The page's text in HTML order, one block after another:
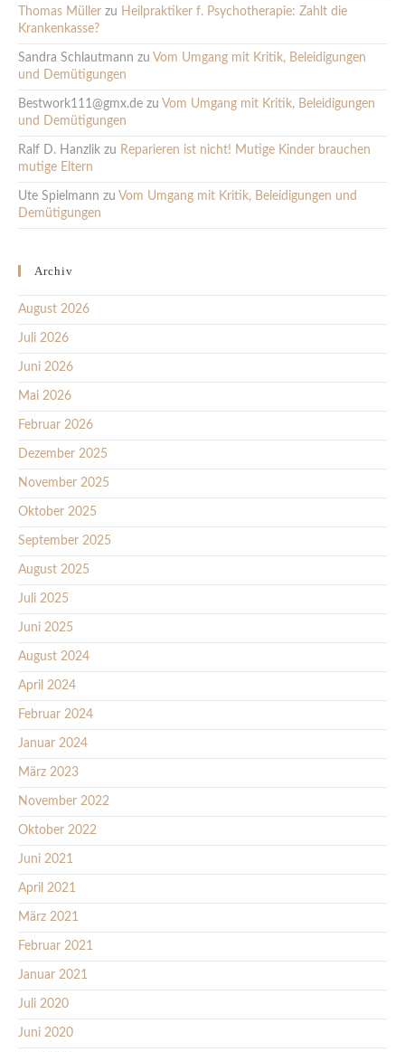
Thomas Müller zu Heilpraktiker f. Psychotherapie: Zahlt die
Krankenkasse?
Sandra Schlautmann zu Vom Umgang mit Kritik, Beleidigungen
und Demütigungen
Bestwork111@gmx.de zu Vom Umgang mit Kritik, Beleidigungen
und Demütigungen
Ralf D. Hanzlik zu Reparieren ist nicht! Mutige Kinder brauchen
mutige Eltern
Ute Spielmann zu Vom Umgang mit Kritik, Beleidigungen und
Demütigungen
Archiv
August 2026
Juli 2026
Juni 2026
Mai 2026
Februar 2026
Dezember 2025
November 2025
Oktober 2025
September 2025
August 2025
Juli 2025
Juni 2025
August 2024
April 2024
Februar 2024
Januar 2024
März 2023
November 2022
Oktober 2022
Juni 2021
April 2021
März 2021
Februar 2021
Januar 2021
Juli 2020
Juni 2020